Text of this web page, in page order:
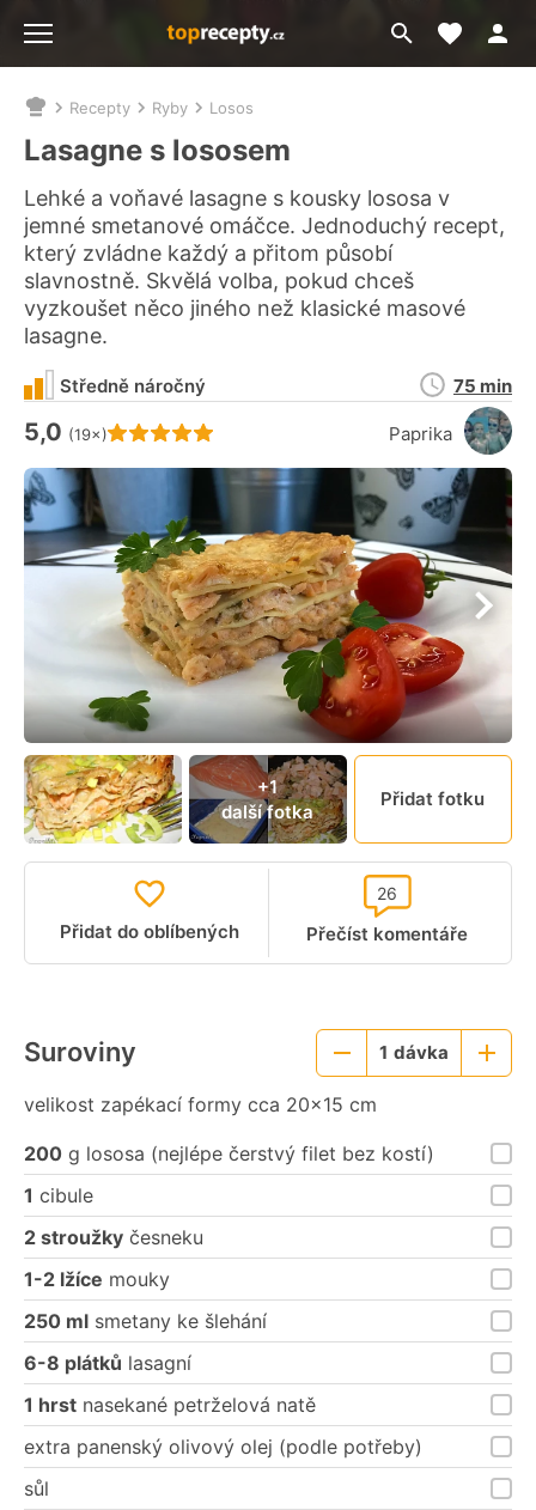
Přejít
na
Moje
Nacházíte
se
zde:
Recepty Ryby Losos
Lasagne s lososem
Lehké a voňavé lasagne s kousky lososa v
jemné smetanové omáčce. Jednoduchý recept,
který zvládne každý a přitom působí
slavnostně. Skvělá volba, pokud chceš
vyzkoušet něco jiného než klasické masové
lasagne.
Hodnocení receptu je
5,0 (19×) Paprika
Středně náročný
Doba
přípravy
75 min
+1
další fotka
Přidat fotku
Přidat do oblíbených Přečíst komentáře
26
Suroviny
velikost zapékací formy cca 20×15 cm
Menší
1 dávka
Větší
200 g lososa (nejlépe čerstvý filet bez kostí)
1 cibule
2 stroužky česneku
1-2 lžíce mouky
250 ml smetany ke šlehání
6-8 plátků lasagní
1 hrst nasekané petrželová natě
extra panenský olivový olej (podle potřeby)
sůl